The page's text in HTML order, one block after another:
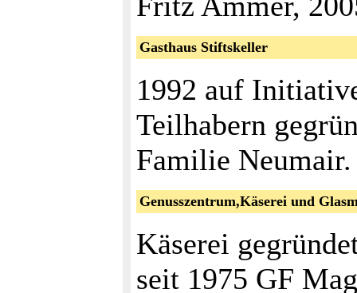
Gasthaus Stiftskeller
1992 auf
Teilhabern
Familie
Genusszentrum,Käserei und
Käserei
seit 1975 GF